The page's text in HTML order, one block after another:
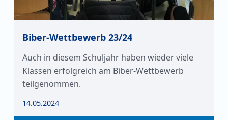
Biber-Wettbewerb 23/24
Auch in diesem Schuljahr haben wieder viele
Klassen erfolgreich am Biber-Wettbewerb
teilgenommen.
14.05.2024